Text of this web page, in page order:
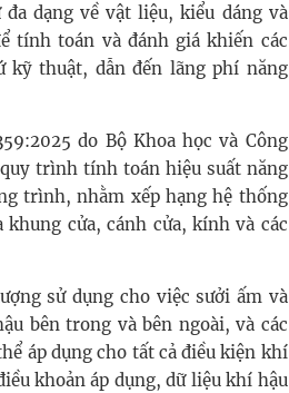
dạng về vật liệu, kiểu dáng và
tính toán và đánh giá khiến các
kỹ thuật, dẫn đến lãng phí năng
do Bộ Khoa học và Công
trình tính toán hiệu suất năng
trình, nhằm xếp hạng hệ thống
cửa, cánh cửa, kính và các
sử dụng cho việc sưởi ấm và
bên trong và bên ngoài, và các
áp dụng cho tất cả điều kiện khí
khoản áp dụng, dữ liệu khí hậu